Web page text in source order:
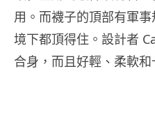
用。而襪子的頂部有軍
境下都頂得住。設計者
合身，而且好輕、柔軟和